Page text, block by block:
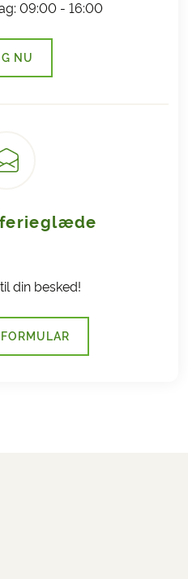
09:00 - 16:00
NU
(LINK ÅBNER I NY FANE)
din besked!